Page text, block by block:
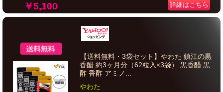
￥5,100 詳細はこちら
【送料無料・3袋セット】やわた 鎮江の黒
香醋 約3ヶ月分（62粒入×3袋） 黒香醋 黒
酢 香酢 アミノ...
やわた